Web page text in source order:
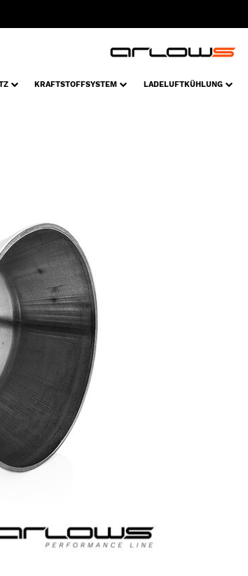
KRAFTSTOFFSYSTEM LADELUFTKÜHLUNG